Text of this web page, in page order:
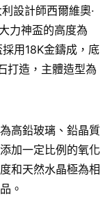
設計師西爾維奧·
力神盃的高度為
用18K金鑄成，底
打造，主體造型為
高鉛玻璃、鉛晶質
加一定比例的氧化
和天然水晶極為相
。